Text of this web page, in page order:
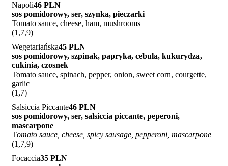
Napoli46 PLN
sos pomidorowy, ser, szynka, pieczarki
Tomato sauce, cheese, ham, mushrooms
(1,7,9)
Wegetariańska45 PLN
sos pomidorowy, szpinak, papryka, cebula, kukurydza,
cukinia, czosnek
Tomato sauce, spinach, pepper, onion, sweet corn, courgette,
garlic
(1,7)
Salsiccia Piccante46 PLN
sos pomidorowy, ser, salsiccia piccante, peperoni,
mascarpone
Tomato sauce, cheese, spicy sausage, pepperoni, mascarpone
(1,7,9)
Focaccia35 PLN